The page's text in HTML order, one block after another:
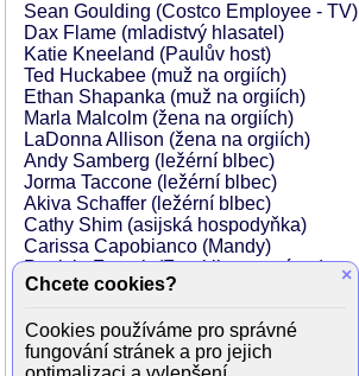
Sean Goulding (Costco Employee - TV)
Dax Flame (mladistvý hlasatel)
Katie Kneeland (Paulův host)
Ted Huckabee (muž na orgiích)
Ethan Shapanka (muž na orgiích)
Marla Malcolm (žena na orgiích)
LaDonna Allison (žena na orgiích)
Andy Samberg (ležérní blbec)
Jorma Taccone (ležérní blbec)
Akiva Schaffer (ležérní blbec)
Cathy Shim (asijská hospodyňka)
Carissa Capobianco (Mandy)
Patricia French (Franklinova máma)
Erinn Hayes (Bobova žena)
William j Barry (fanoušek)
Willam Belli (Olivia)
×
Chcete cookies?
Cookies používáme pro správné
fungování stránek a pro jejich